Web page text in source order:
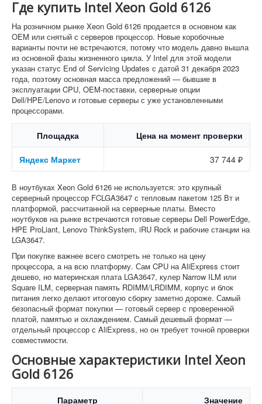
Где купить Intel Xeon Gold 6126
На розничном рынке Xeon Gold 6126 продается в основном как
OEM или снятый с серверов процессор. Новые коробочные
варианты почти не встречаются, потому что модель давно вышла
из основной фазы жизненного цикла. У Intel для этой модели
указан статус End of Servicing Updates с датой 31 декабря 2023
года, поэтому основная масса предложений — бывшие в
эксплуатации CPU, OEM-поставки, серверные опции
Dell/HPE/Lenovo и готовые серверы с уже установленными
процессорами.
Площадка Цена на момент проверки
Яндекс Маркет 37 744 ₽
В ноутбуках Xeon Gold 6126 не используется: это крупный
серверный процессор FCLGA3647 с тепловым пакетом 125 Вт и
платформой, рассчитанной на серверные платы. Вместо
ноутбуков на рынке встречаются готовые серверы Dell PowerEdge,
HPE ProLiant, Lenovo ThinkSystem, iRU Rock и рабочие станции на
LGA3647.
При покупке важнее всего смотреть не только на цену
процессора, а на всю платформу. Сам CPU на AliExpress стоит
дешево, но материнская плата LGA3647, кулер Narrow ILM или
Square ILM, серверная память RDIMM/LRDIMM, корпус и блок
питания легко делают итоговую сборку заметно дороже. Самый
безопасный формат покупки — готовый сервер с проверенной
платой, памятью и охлаждением. Самый дешевый формат —
отдельный процессор с AliExpress, но он требует точной проверки
совместимости.
Основные характеристики Intel Xeon
Gold 6126
Параметр Значение